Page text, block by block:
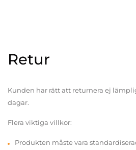
Retur
Kunden har rätt att returnera ej
dagar.
Flera viktiga villkor:
Produkten måste vara